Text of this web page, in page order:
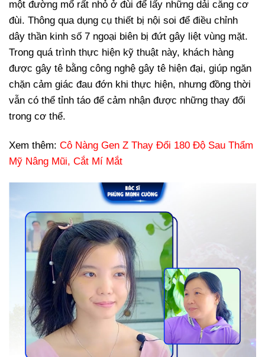
một đường mổ rất nhỏ ở đùi để lấy những dải căng cơ
đùi. Thông qua dụng cụ thiết bị nội soi để điều chỉnh
dây thần kinh số 7 ngoại biên bị đứt gây liệt vùng mặt.
Trong quá trình thực hiện kỹ thuật này, khách hàng
được gây tê bằng công nghệ gây tê hiện đại, giúp ngăn
chặn cảm giác đau đớn khi thực hiện, nhưng đồng thời
vẫn có thể tỉnh táo để cảm nhận được những thay đổi
trong cơ thể.
Xem thêm: Cô Nàng Gen Z Thay Đổi 180 Độ Sau Thẩm
Mỹ Nâng Mũi, Cắt Mí Mắt